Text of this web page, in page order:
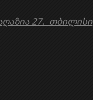
27. თბილისი